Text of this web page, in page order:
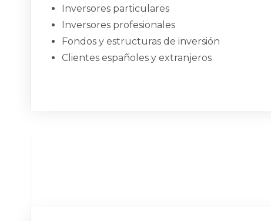
Inversores particulares
Inversores profesionales
Fondos y estructuras de inversión
Clientes españoles y extranjeros